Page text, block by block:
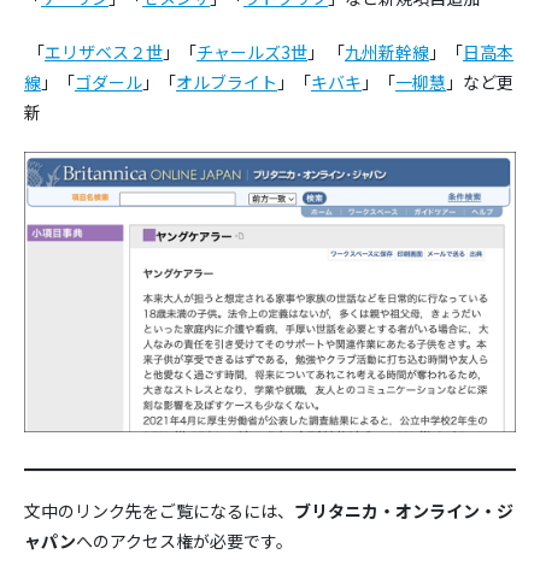
「エリザベス２世 」「チャールズ3世 」 「九州新幹線 」「日高本
線 」「ゴダール 」「オルブライト 」「キバキ 」「一柳慧 」など更
新
文中のリンク先をご覧になるには、 ブリタニカ・オンライン・ジ
ャパンへのアクセス権が必要です。